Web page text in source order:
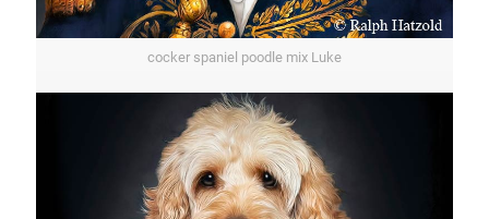
cocker spaniel poodle mix Luke